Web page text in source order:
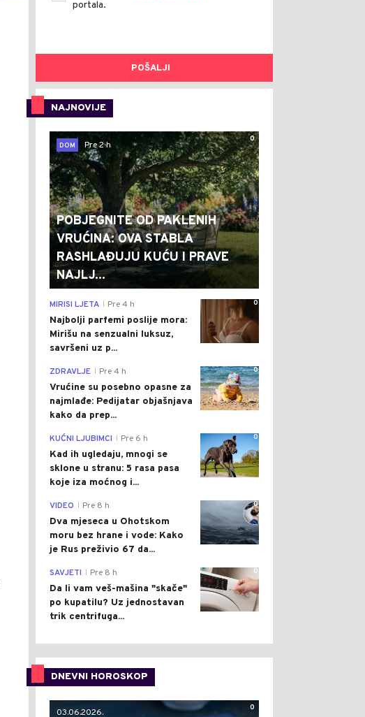
portala.
POŠALJI
NAJNOVIJE
0
DOM
Pre 2 h
POBJEGNITE OD PAKLENIH
VRUĆINA: OVA STABLA
RASHLAĐUJU KUĆU I PRAVE
NAJLJ...
0
MIRISI LJETA Pre 4 h
Najbolji parfemi poslije mora:
Mirišu na senzualni luksuz,
savršeni uz p...
0
ZDRAVLJE Pre 4 h
Vrućine su posebno opasne za
najmlađe: Pedijatar objašnjava
kako da prep...
0
KUĆNI LJUBIMCI Pre 6 h
Kad ih ugledaju, mnogi se
sklone u stranu: 5 rasa pasa
koje iza moćnog i...
0
VIDEO Pre 8 h
Dva mjeseca u Ohotskom
moru bez hrane i vode: Kako
je Rus preživio 67 da...
0
SAVJETI Pre 8 h
Da li vam veš-mašina "skače"
po kupatilu? Uz jednostavan
trik centrifuga...
DNEVNI HOROSKOP
0
03.06.2026.